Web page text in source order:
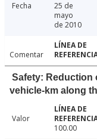
Fecha
25 de
mayo
de 2010
Comentar
Safety: Reduction
vehicle-km along
Valor
100.00